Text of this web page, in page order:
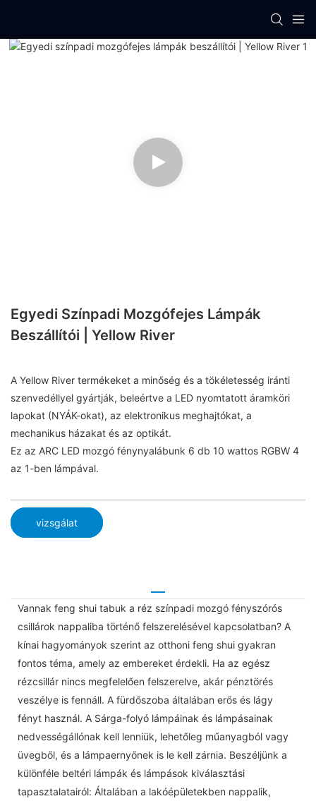
Egyedi Színpadi Mozgófejes Lámpák
Beszállítói | Yellow River
A Yellow River termékeket a minőség és a tökéletesség iránti
szenvedéllyel gyártják, beleértve a LED nyomtatott áramköri
lapokat (NYÁK-okat), az elektronikus meghajtókat, a
mechanikus házakat és az optikát.
Ez az ARC LED mozgó fénynyalábunk 6 db 10 wattos RGBW 4
az 1-ben lámpával.
vizsgálat
Vannak feng shui tabuk a réz színpadi mozgó fényszórós
csillárok nappaliba történő felszerelésével kapcsolatban? A
kínai hagyományok szerint az otthoni feng shui gyakran
fontos téma, amely az embereket érdekli. Ha az egész
rézcsillár nincs megfelelően felszerelve, akár pénztörés
veszélye is fennáll. A fürdőszoba általában erős és lágy
fényt használ. A Sárga-folyó lámpáinak és lámpásainak
nedvességállónak kell lenniük, lehetőleg műanyagból vagy
üvegből, és a lámpaernyőnek is le kell zárnia. Beszéljünk a
különféle beltéri lámpák és lámpások kiválasztási
tapasztalatairól: Általában a lakóépületekben nappalik,